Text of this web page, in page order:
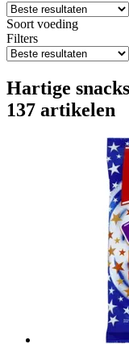
Soort voeding
Filters
Hartige
137 artikelen